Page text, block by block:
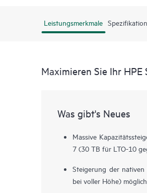
Leistungsmerkmale
Maximieren Sie Ihr
Was gibt's Neues
Massive
7 (30 TB für LTO-10
Steigerung der
bei voller Höhe) möglich